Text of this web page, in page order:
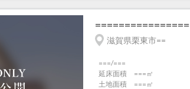
滋賀県栗東市==
===/===
延床面積 ===㎡
土地面積 ===㎡